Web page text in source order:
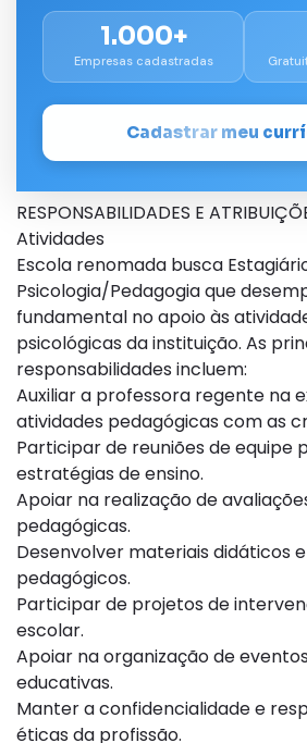
1.000+
Empresas cadastradas
Cadastrar meu
RESPONSABILIDADES E
Atividades
Escola renomada busca
Psicologia/Pedagogia que
fundamental no apoio às
psicológicas da instituição. As
responsabilidades incluem:
Auxiliar a professora regente na
atividades pedagógicas com as
Participar de reuniões de equipe
estratégias de ensino.
Apoiar na realização de
pedagógicas.
Desenvolver materiais didáticos
pedagógicos.
Participar de projetos de
escolar.
Apoiar na organização de
educativas.
Manter a confidencialidade e
éticas da profissão.